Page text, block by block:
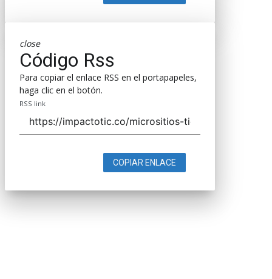
close
Código Rss
Para copiar el enlace RSS en el portapapeles,
haga clic en el botón.
RSS link
COPIAR ENLACE